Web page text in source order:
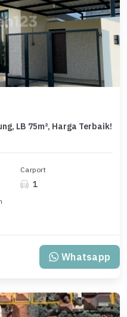
LB 75m², Harga Terbaik!
Carport
1
Whatsapp